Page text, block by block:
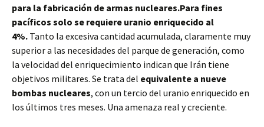
para la fabricación de armas nucleares.Para fines
pacíficos solo se requiere uranio enriquecido al
4%. Tanto la excesiva cantidad acumulada, claramente muy
superior a las necesidades del parque de generación, como
la velocidad del enriquecimiento indican que Irán tiene
objetivos militares. Se trata del equivalente a nueve
bombas nucleares, con un tercio del uranio enriquecido en
los últimos tres meses. Una amenaza real y creciente.